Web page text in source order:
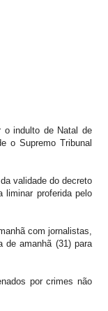
o indulto de Natal de
o Supremo Tribunal
validade do decreto
liminar proferida pelo
com jornalistas,
de amanhã (31) para
por crimes não